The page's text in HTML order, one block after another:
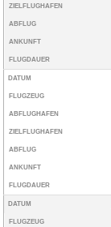
ZIELFLUGHAFEN
ABFLUG
ANKUNFT
FLUGDAUER
DATUM
FLUGZEUG
ABFLUGHAFEN
ZIELFLUGHAFEN
ABFLUG
ANKUNFT
FLUGDAUER
DATUM
FLUGZEUG